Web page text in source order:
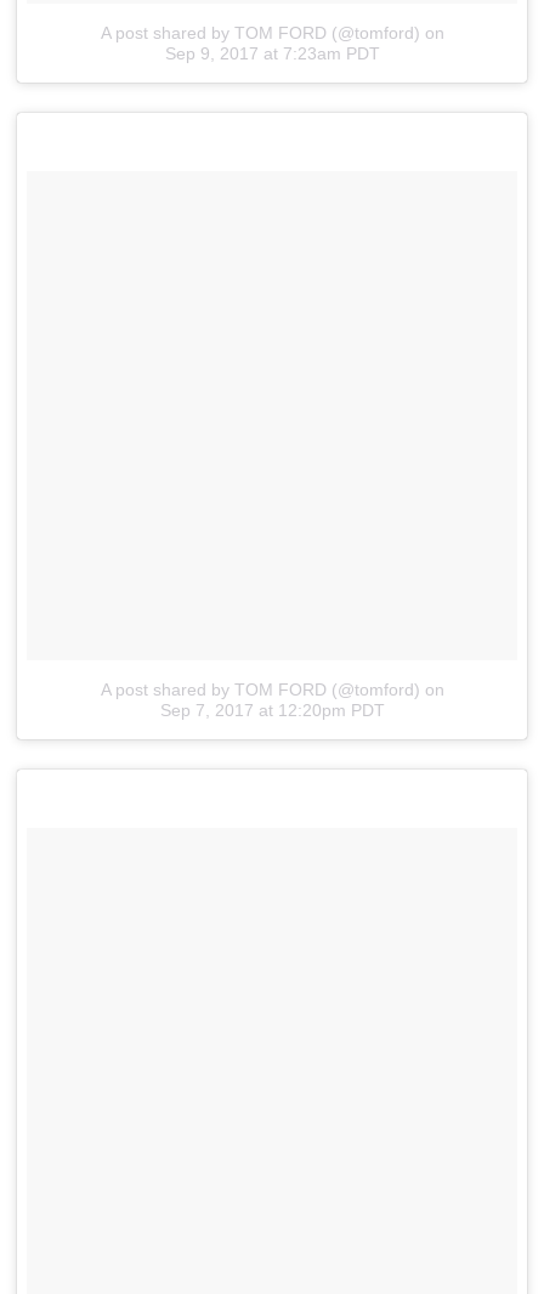
A post shared by TOM FORD (@tomford) on
Sep 9, 2017 at 7:23am PDT
A post shared by TOM FORD (@tomford) on
Sep 7, 2017 at 12:20pm PDT